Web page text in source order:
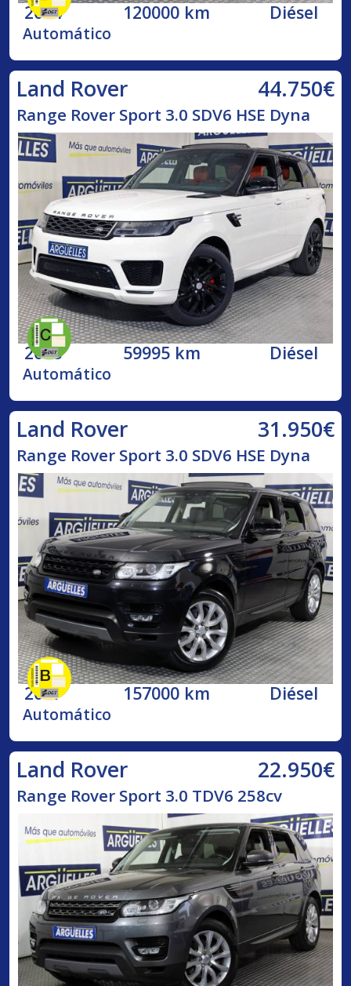
2014 120000 km Diésel
Automático
Land Rover 44.750€
Range Rover Sport 3.0 SDV6 HSE Dyna
2018 59995 km Diésel
Automático
Land Rover 31.950€
Range Rover Sport 3.0 SDV6 HSE Dyna
2017 157000 km Diésel
Automático
Land Rover 22.950€
Range Rover Sport 3.0 TDV6 258cv